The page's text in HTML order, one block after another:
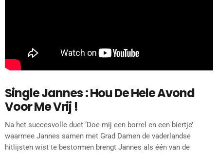
Single Jannes : Hou De Hele Avond
Voor Me Vrij !
Na het succesvolle duet ‘Doe mij een borrel en een biertje’
waarmee Jannes samen met Grad Damen de vaderlandse
hitlijsten wist te bestormen brengt Jannes als één van de